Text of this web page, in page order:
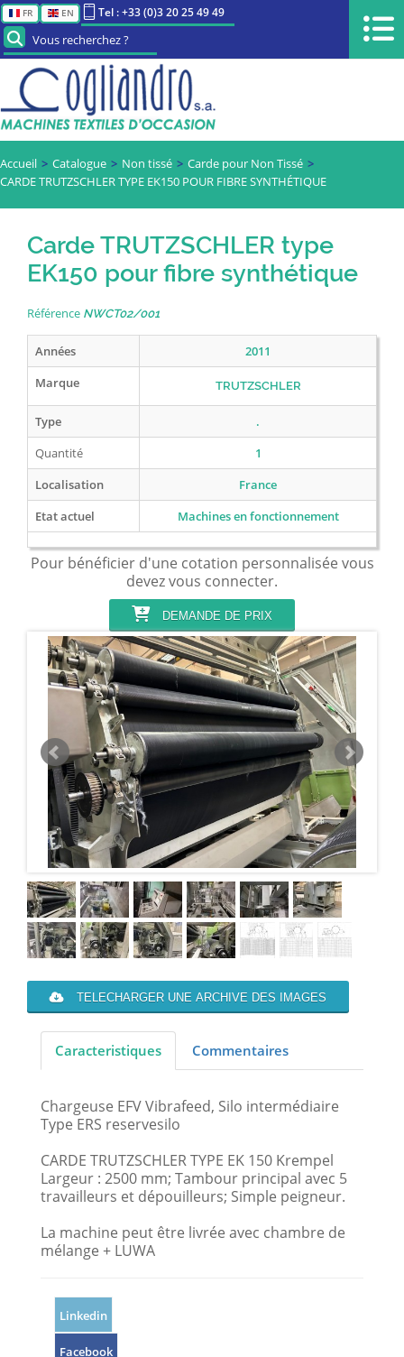
FR EN Tel : +33 (0)3 20 25 49 49
Vous recherchez ?
Accueil Catalogue Non tissé
Carde pour Non Tissé
CARDE TRUTZSCHLER TYPE EK150 POUR FIBRE SYNTHÉTIQUE
Carde TRUTZSCHLER type
EK150 pour fibre synthétique
Référence NWCT02/001
Années
2011
Marque
TRUTZSCHLER
Type
.
Quantité
1
Localisation
France
Etat actuel
Machines en fonctionnement
Pour bénéficier d'une cotation personnalisée vous
devez vous connecter.
DEMANDE DE PRIX
TELECHARGER UNE ARCHIVE DES IMAGES
Caracteristiques Commentaires
Chargeuse EFV Vibrafeed, Silo intermédiaire
Type ERS reservesilo
CARDE TRUTZSCHLER TYPE EK 150 Krempel
Largeur : 2500 mm; Tambour principal avec 5
travailleurs et dépouilleurs; Simple peigneur.
La machine peut être livrée avec chambre de
mélange + LUWA
Linkedin
Facebook